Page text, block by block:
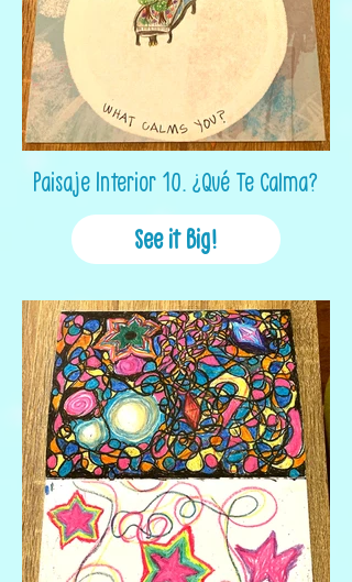
Paisaje Interior 10. ¿Qué Te Calma?
See it Big!